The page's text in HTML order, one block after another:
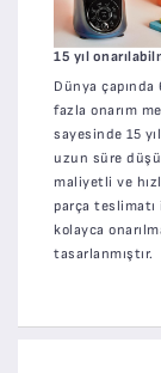
15 yıl
Dünya çapında
fazla onarım
sayesinde 15
uzun süre
maliyetli ve
parça teslimatı
kolayca
tasarlanmıştır.